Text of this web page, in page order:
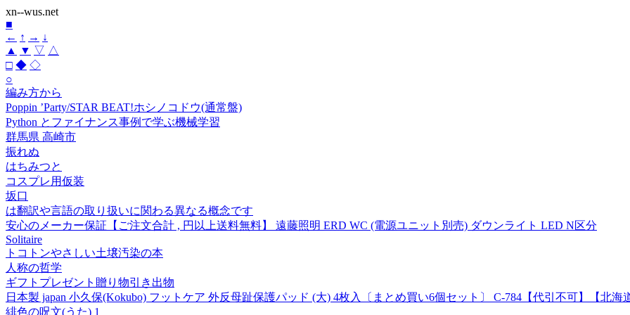
xn--wus.net
■
← ↑ → ↓
▲
▼ ▽ △
□ ◆ ◇
○
編み方から
Poppin ’Party/STAR BEAT!ホシノコドウ(通常盤)
Python とファイナンス事例で学ぶ機械学習
群馬県 高崎市
振れぬ
はちみつと
コスプレ用仮装
坂口
は翻訳や言語の取り扱いに関わる異なる概念です
安心のメーカー保証【ご注文合計 , 円以上送料無料】 遠藤照明 ERD WC (電源ユニット別売) ダウンライト LED N区分
Solitaire
トコトンやさしい土壌汚染の本
人称の哲学
ギフトプレゼント贈り物引き出物
日本製 japan 小久保(Kokubo) フットケア 外反母趾保護パッド (大) 4枚入〔まとめ買い6個セット〕 C-784【代引不可】【北海
緋色の呪文(うた) 1